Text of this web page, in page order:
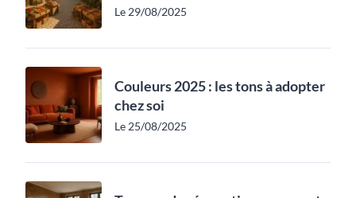
Le 29/08/2025
Couleurs 2025 : les tons à adopter
chez soi
Le 25/08/2025